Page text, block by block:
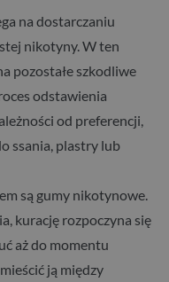
na dostarczaniu
nikotyny. W ten
pozostałe szkodliwe
odstawienia
od preferencji,
ssania, plastry lub
są gumy nikotynowe.
kurację rozpoczyna się
aż do momentu
ją między